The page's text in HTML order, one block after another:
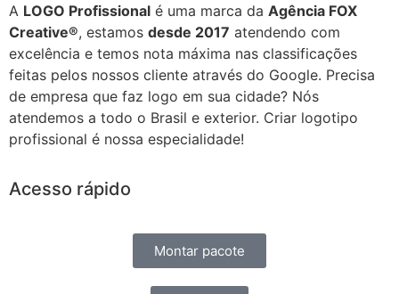
A LOGO Profissional é uma marca da Agência FOX
Creative®, estamos desde 2017 atendendo com
excelência e temos nota máxima nas classificações
feitas pelos nossos cliente através do Google. Precisa
de empresa que faz logo em sua cidade? Nós
atendemos a todo o Brasil e exterior. Criar logotipo
profissional é nossa especialidade!
Acesso rápido
Montar pacote